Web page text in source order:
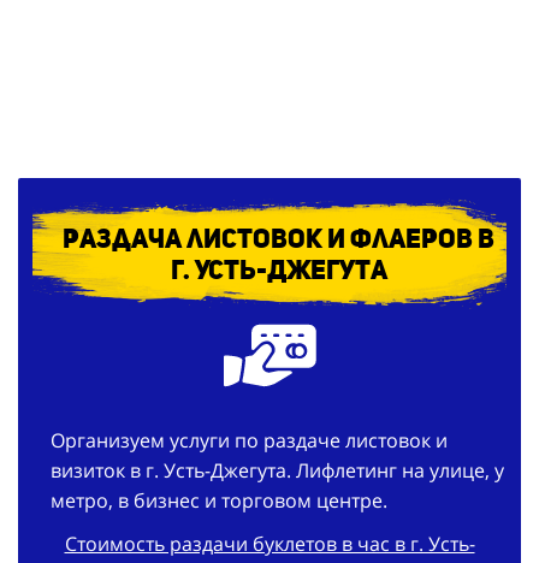
Раздача листовок и флаеров в
г. Усть-Джегута
Организуем услуги по раздаче листовок и
визиток в г. Усть-Джегута. Лифлетинг на улице, у
метро, в бизнес и торговом центре.